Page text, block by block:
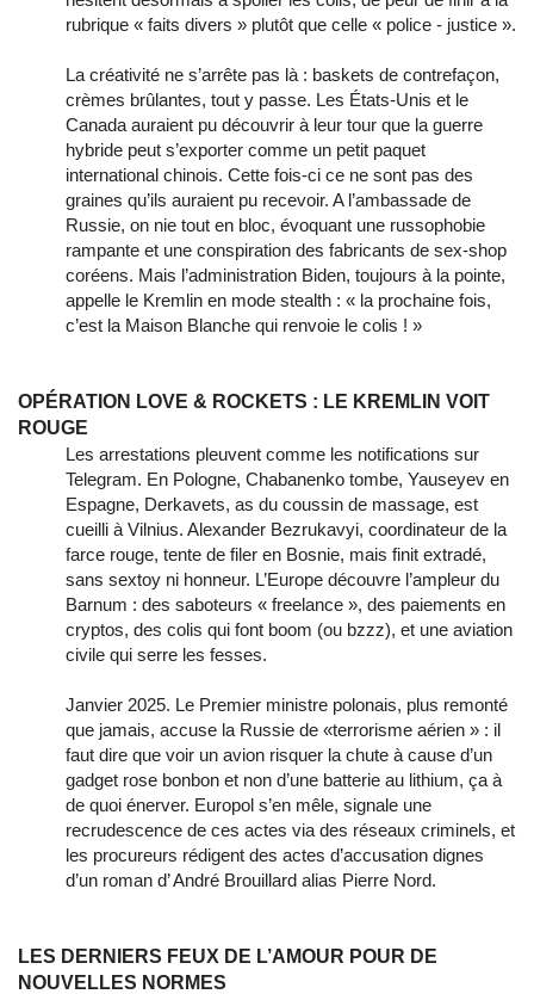
rubrique « faits divers » plutôt que celle « police - justice ».
La créativité ne s’arrête pas là : baskets de contrefaçon,
crèmes brûlantes, tout y passe. Les États-Unis et le
Canada auraient pu découvrir à leur tour que la guerre
hybride peut s’exporter comme un petit paquet
international chinois. Cette fois-ci ce ne sont pas des
graines qu’ils auraient pu recevoir. A l’ambassade de
Russie, on nie tout en bloc, évoquant une russophobie
rampante et une conspiration des fabricants de sex-shop
coréens. Mais l’administration Biden, toujours à la pointe,
appelle le Kremlin en mode stealth : « la prochaine fois,
c’est la Maison Blanche qui renvoie le colis ! »
OPÉRATION LOVE & ROCKETS : LE KREMLIN VOIT
ROUGE
Les arrestations pleuvent comme les notifications sur
Telegram. En Pologne, Chabanenko tombe, Yauseyev en
Espagne, Derkavets, as du coussin de massage, est
cueilli à Vilnius. Alexander Bezrukavyi, coordinateur de la
farce rouge, tente de filer en Bosnie, mais finit extradé,
sans sextoy ni honneur. L’Europe découvre l’ampleur du
Barnum : des saboteurs « freelance », des paiements en
cryptos, des colis qui font boom (ou bzzz), et une aviation
civile qui serre les fesses.
Janvier 2025. Le Premier ministre polonais, plus remonté
que jamais, accuse la Russie de «terrorisme aérien » : il
faut dire que voir un avion risquer la chute à cause d’un
gadget rose bonbon et non d’une batterie au lithium, ça à
de quoi énerver. Europol s’en mêle, signale une
recrudescence de ces actes via des réseaux criminels, et
les procureurs rédigent des actes d’accusation dignes
d’un roman d’ André Brouillard alias Pierre Nord.
LES DERNIERS FEUX DE L’AMOUR POUR DE
NOUVELLES NORMES